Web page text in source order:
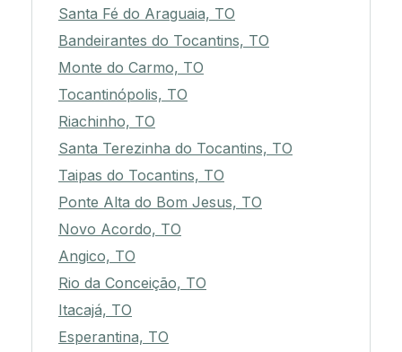
Santa Fé do Araguaia, TO
Bandeirantes do Tocantins, TO
Monte do Carmo, TO
Tocantinópolis, TO
Riachinho, TO
Santa Terezinha do Tocantins, TO
Taipas do Tocantins, TO
Ponte Alta do Bom Jesus, TO
Novo Acordo, TO
Angico, TO
Rio da Conceição, TO
Itacajá, TO
Esperantina, TO